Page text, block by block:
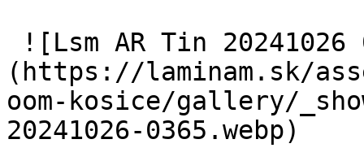
(https://laminam.sk/
oom-kosice/gallery/
20241026-0365.webp)